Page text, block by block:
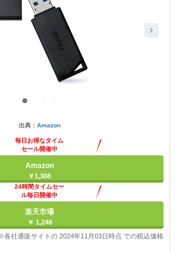
出典： Amazon
毎日お得なタイム
セール開催中
Amazon
￥1,308
24時間タイムセー
ル毎日開催中
楽天市場
￥ 1,248
各社通販サイトの 2024年11月03日時点 での税込価格